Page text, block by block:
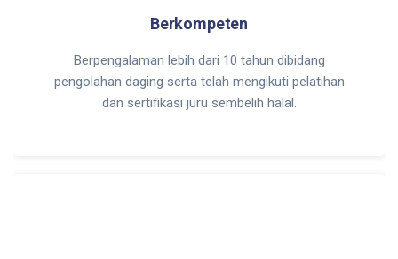
Berkompeten
Berpengalaman lebih dari 10 tahun dibidang
pengolahan daging serta telah mengikuti pelatihan
dan sertifikasi juru sembelih halal.